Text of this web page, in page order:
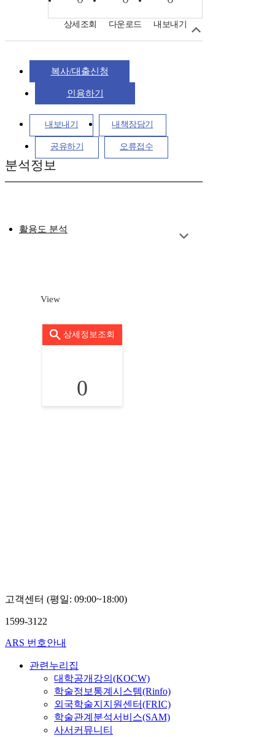
상세조회 다운로드 내보내기
복사/대출신청
인용하기
내보내기 내책장담기
공유하기 오류접수
분석정보
활용도 분석
View
상세정보조회
0
고객센터 (평일: 09:00~18:00)
1599-3122
ARS 번호안내
관련누리집
대학공개강의(KOCW)
학술정보통계시스템(Rinfo)
외국학술지지원센터(FRIC)
학술관계분석서비스(SAM)
사서커뮤니티